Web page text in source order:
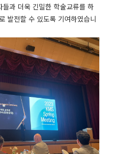
과 더욱 긴밀한 학술교류를 하
발전할 수 있도록 기여하였습니